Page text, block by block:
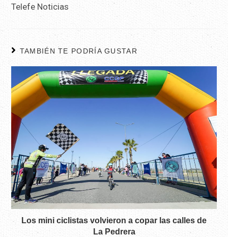
Telefe Noticias
TAMBIÉN TE PODRÍA GUSTAR
Los mini ciclistas volvieron a copar las calles de
La Pedrera